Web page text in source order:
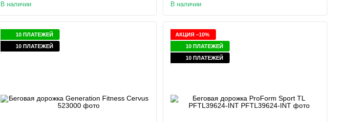
В наличии В наличии
10 ПЛАТЕЖЕЙ
10 ПЛАТЕЖЕЙ
АКЦИЯ −10%
10 ПЛАТЕЖЕЙ
10 ПЛАТЕЖЕЙ